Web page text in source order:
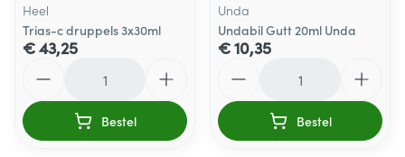
Heel
Trias-c druppels 3x30ml
€ 43,25
Bestel
Unda
Undabil Gutt 20ml Unda
€ 10,35
Bestel